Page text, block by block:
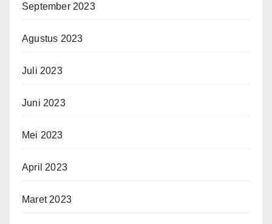
September 2023
Agustus 2023
Juli 2023
Juni 2023
Mei 2023
April 2023
Maret 2023